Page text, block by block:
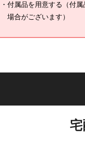
付属品を用意する（付
場合がございます）